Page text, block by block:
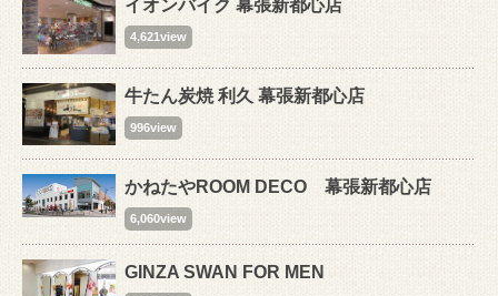
イオンバイク 幕張新都心店
4,621view
牛たん炭焼 利久 幕張新都心店
996view
かねたやROOM DECO 幕張新都心店
6,060view
GINZA SWAN FOR MEN